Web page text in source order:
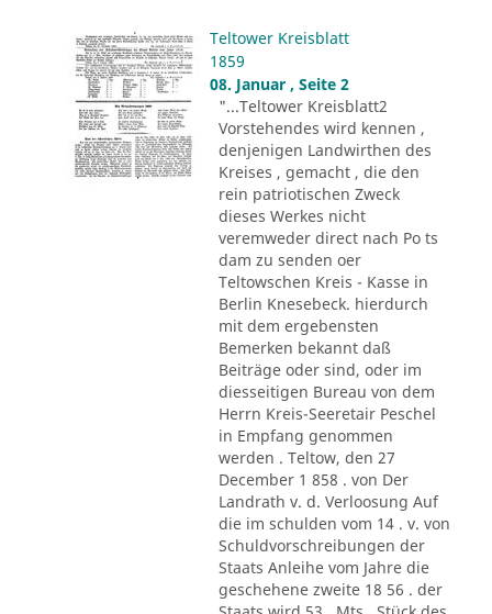
Teltower Kreisblatt
1859
08. Januar , Seite 2
"...Teltower Kreisblatt2
Vorstehendes wird kennen ,
denjenigen Landwirthen des
Kreises , gemacht , die den
rein patriotischen Zweck
dieses Werkes nicht
veremweder direct nach Po ts
dam zu senden oer
Teltowschen Kreis - Kasse in
Berlin Knesebeck. hierdurch
mit dem ergebensten
Bemerken bekannt daß
Beiträge oder sind, oder im
diesseitigen Bureau von dem
Herrn Kreis-Seeretair Peschel
in Empfang genommen
werden . Teltow, den 27
December 1 858 . von Der
Landrath v. d. Verloosung Auf
die im schulden vom 14 . v. von
Schuldvorschreibungen der
Staats Anleihe vom Jahre die
geschehene zweite 18 56 . der